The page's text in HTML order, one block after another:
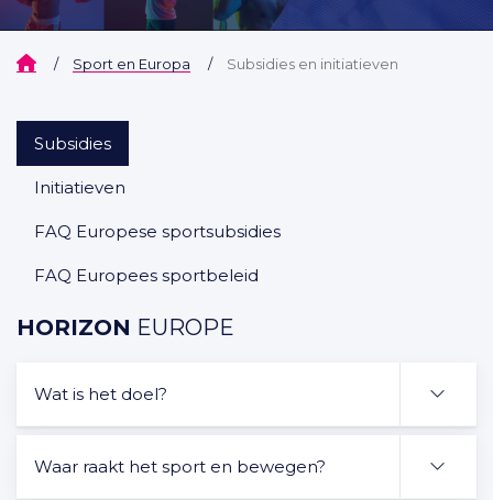
HomeSport en Europa Subsidies en initiatieven
Subsidies
Initiatieven
FAQ Europese sportsubsidies
FAQ Europees sportbeleid
HORIZON EUROPE
Wat is het doel?
Waar raakt het sport en bewegen?